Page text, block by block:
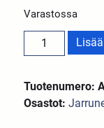
Varastossa
Tuotenumero:
Osastot: